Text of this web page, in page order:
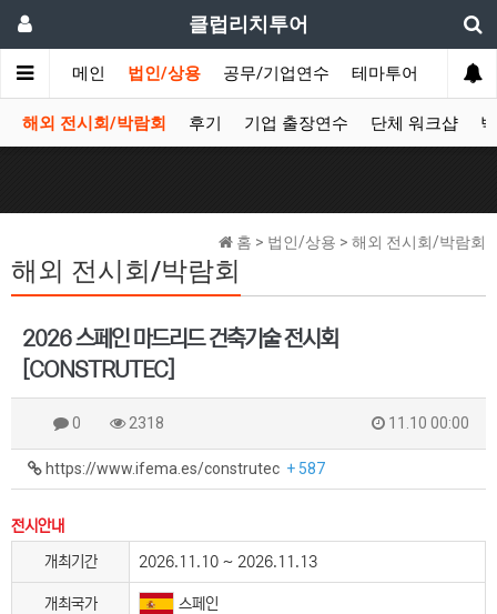
클럽리치투어
메인 법인/상용 공무/기업연수 테마투어 데이투
해외 전시회/박람회 후기 기업 출장연수 단체 워크샵
홈 > 법인/상용 > 해외 전시회/박람회
해외 전시회/박람회
2026 스페인 마드리드 건축기술 전시회
[CONSTRUTEC]
0 2318 11.10 00:00
https://www.ifema.es/construtec + 587
전시안내
개최기간
2026.11.10 ~ 2026.11.13
개최국가 스페인